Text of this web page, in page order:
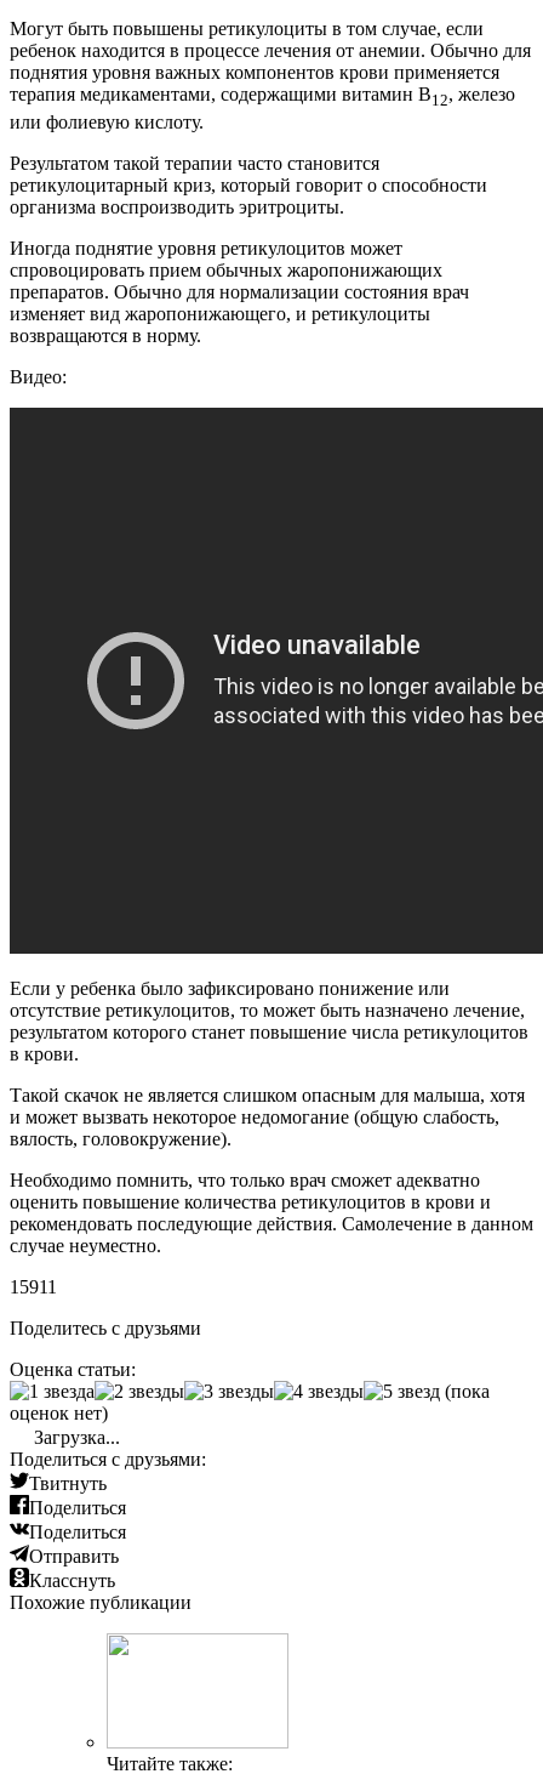
Могут быть повышены ретикулоциты в том случае, если
ребенок находится в процессе лечения от анемии. Обычно для
поднятия уровня важных компонентов крови применяется
терапия медикаментами, содержащими витамин B12, железо
или фолиевую кислоту.
Результатом такой терапии часто становится
ретикулоцитарный криз, который говорит о способности
организма воспроизводить эритроциты.
Иногда поднятие уровня ретикулоцитов может
спровоцировать прием обычных жаропонижающих
препаратов. Обычно для нормализации состояния врач
изменяет вид жаропонижающего, и ретикулоциты
возвращаются в норму.
Видео:
Если у ребенка было зафиксировано понижение или
отсутствие ретикулоцитов, то может быть назначено лечение,
результатом которого станет повышение числа ретикулоцитов
в крови.
Такой скачок не является слишком опасным для малыша, хотя
и может вызвать некоторое недомогание (общую слабость,
вялость, головокружение).
Необходимо помнить, что только врач сможет адекватно
оценить повышение количества ретикулоцитов в крови и
рекомендовать последующие действия. Самолечение в данном
случае неуместно.
15911
Поделитесь с друзьями
Оценка статьи:
(пока
оценок нет)
Загрузка...
Поделиться с друзьями:
Твитнуть
Поделиться
Поделиться
Отправить
Класснуть
Похожие публикации
Читайте также: